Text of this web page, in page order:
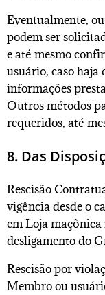
Eventualmente,
podem ser
e até mesmo
usuário, caso haja
informações
Outros métodos
requeridos, até
8. Das
Rescisão
vigência desde o
em Loja
desligamento do
Rescisão por
Membro ou